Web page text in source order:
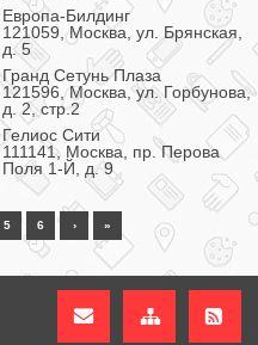
Европа-Билдинг
121059, Москва, ул. Брянская,
д. 5
Гранд Сетунь Плаза
121596, Москва, ул. Горбунова,
д. 2, стр.2
Гелиос Сити
111141, Москва, пр. Перова
Поля 1-Й, д. 9
5 6 › »